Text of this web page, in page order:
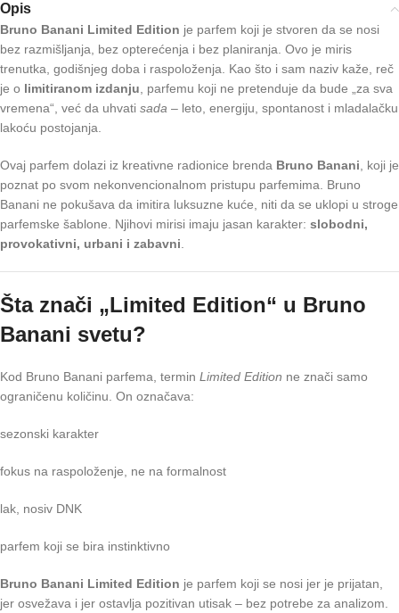
Opis
Bruno Banani Limited Edition je parfem koji je stvoren da se nosi
bez razmišljanja, bez opterećenja i bez planiranja. Ovo je miris
trenutka, godišnjeg doba i raspoloženja. Kao što i sam naziv kaže, reč
je o limitiranom izdanju , parfemu koji ne pretenduje da bude „za sva
vremena“, već da uhvati sada – leto, energiju, spontanost i mladalačku
lakoću postojanja.
Ovaj parfem dolazi iz kreativne radionice brenda Bruno Banani , koji je
poznat po svom nekonvencionalnom pristupu parfemima. Bruno
Banani ne pokušava da imitira luksuzne kuće, niti da se uklopi u stroge
parfemske šablone. Njihovi mirisi imaju jasan karakter: slobodni,
provokativni, urbani i zabavni
Šta znači „Limited Edition“ u Bruno
Banani svetu?
Kod Bruno Banani parfema, termin Limited Edition ne znači samo
ograničenu količinu. On označava:
sezonski karakter
fokus na raspoloženje, ne na formalnost
lak, nosiv DNK
parfem koji se bira instinktivno
Bruno Banani Limited Edition je parfem koji se nosi jer je prijatan,
jer osvežava i jer ostavlja pozitivan utisak – bez potrebe za analizom.